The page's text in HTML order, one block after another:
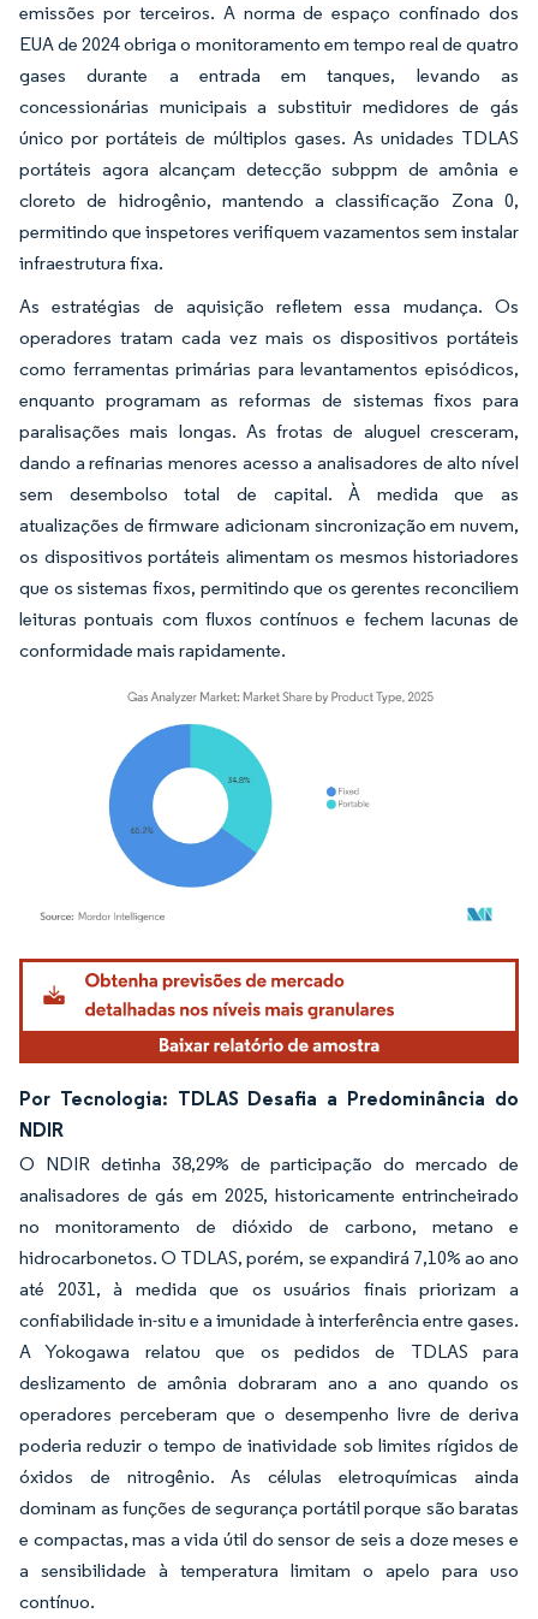
emissões por terceiros. A norma de espaço confinado dos
EUA de 2024 obriga o monitoramento em tempo real de quatro
gases durante a entrada em tanques, levando as
concessionárias municipais a substituir medidores de gás
único por portáteis de múltiplos gases. As unidades TDLAS
portáteis agora alcançam detecção subppm de amônia e
cloreto de hidrogênio, mantendo a classificação Zona 0,
permitindo que inspetores verifiquem vazamentos sem instalar
infraestrutura fixa.
As estratégias de aquisição refletem essa mudança. Os
operadores tratam cada vez mais os dispositivos portáteis
como ferramentas primárias para levantamentos episódicos,
enquanto programam as reformas de sistemas fixos para
paralisações mais longas. As frotas de aluguel cresceram,
dando a refinarias menores acesso a analisadores de alto nível
sem desembolso total de capital. À medida que as
atualizações de firmware adicionam sincronização em nuvem,
os dispositivos portáteis alimentam os mesmos historiadores
que os sistemas fixos, permitindo que os gerentes reconciliem
leituras pontuais com fluxos contínuos e fechem lacunas de
conformidade mais rapidamente.
Imagem © Mordor Intelligence. O reuso requer atribuição conforme CC BY 4.0.
Por Tecnologia: TDLAS Desafia a Predominância do
NDIR
O NDIR detinha 38,29% de participação do mercado de
analisadores de gás em 2025, historicamente entrincheirado
no monitoramento de dióxido de carbono, metano e
hidrocarbonetos. O TDLAS, porém, se expandirá 7,10% ao ano
até 2031, à medida que os usuários finais priorizam a
confiabilidade in-situ e a imunidade à interferência entre gases.
A Yokogawa relatou que os pedidos de TDLAS para
deslizamento de amônia dobraram ano a ano quando os
operadores perceberam que o desempenho livre de deriva
poderia reduzir o tempo de inatividade sob limites rígidos de
óxidos de nitrogênio. As células eletroquímicas ainda
dominam as funções de segurança portátil porque são baratas
e compactas, mas a vida útil do sensor de seis a doze meses e
a sensibilidade à temperatura limitam o apelo para uso
contínuo.